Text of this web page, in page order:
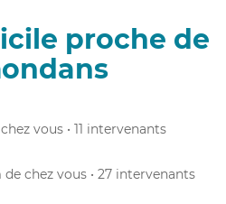
proche de
vous • 11 intervenants
de chez vous • 27 intervenants